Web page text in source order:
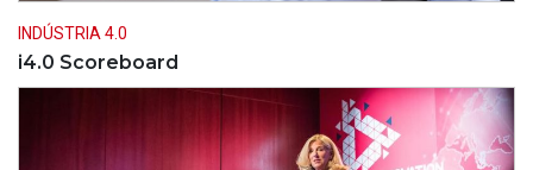
INDÚSTRIA 4.0
i4.0 Scoreboard